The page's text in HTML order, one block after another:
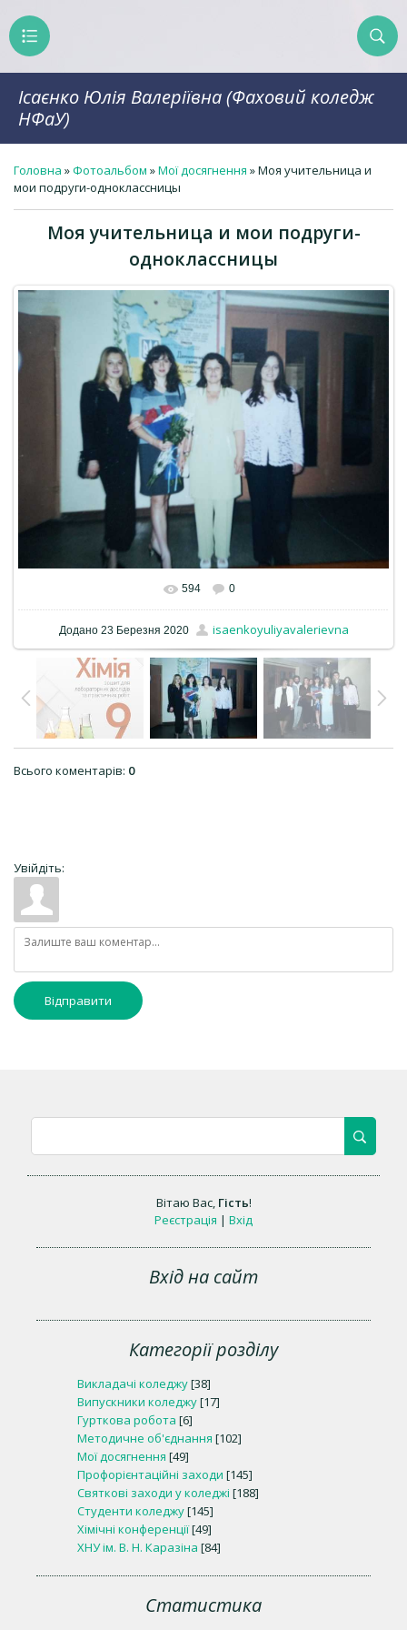
Ісаєнко Юлія Валеріївна (Фаховий коледж
НФаУ)
Головна »Фотоальбом »Мої досягнення » Моя учительница и
мои подруги-одноклассницы
Моя учительница и мои подруги-
одноклассницы
594 0
Додано23 Березня 2020 isaenkoyuliyavalerievna
Всього коментарів: 0
Увійдіть:
Відправити
Вітаю Вас, Гість!
Реєстрація | Вхід
Вхід на сайт
Категорії розділу
Викладачі коледжу[38]
Випускники коледжу[17]
Гурткова робота [6]
Методичне об'єднання [102]
Мої досягнення [49]
Профорієнтаційні заходи [145]
Святкові заходи у коледжі [188]
Студенти коледжу[145]
Хімічні конференції[49]
ХНУ ім. В. Н. Каразіна [84]
Статистика